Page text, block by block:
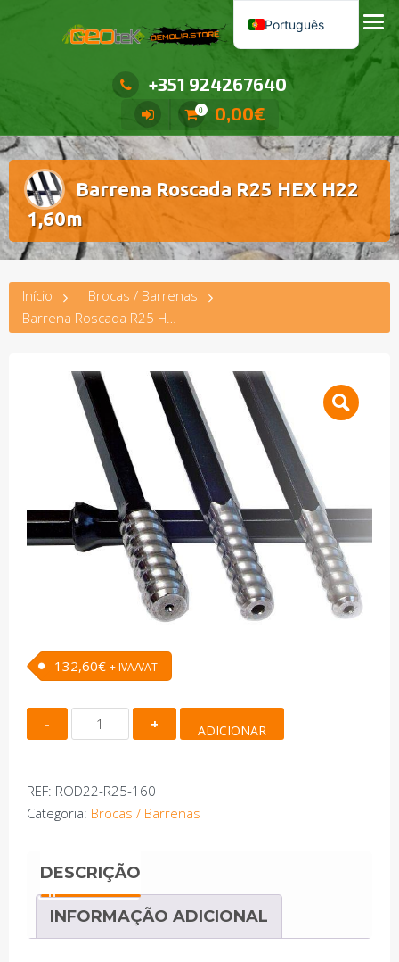
+351 924267640
0 0,00€
Barrena Roscada R25 HEX H22
1,60m
Início
Brocas / Barrenas
132,60€ + IVA/VAT
Quantidade
de
Roscada
R25
1,60m
ADICIONAR
REF: ROD22-R25-160
Categoria: Brocas / Barrenas
DESCRIÇÃO
INFORMAÇÃO ADICIONAL
Português
Español
Français
Italiano
English (UK)